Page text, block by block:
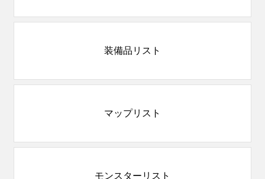
装備品リスト
マップリスト
モンスターリスト